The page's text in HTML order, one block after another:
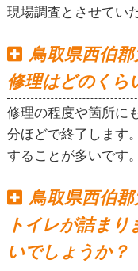
現場調査とさせてい
鳥取県西伯
修理はどのくら
修理の程度や箇所に
分ほどで終了します
することが多いです。
鳥取県西伯
トイレが詰ま
いでしょうか？